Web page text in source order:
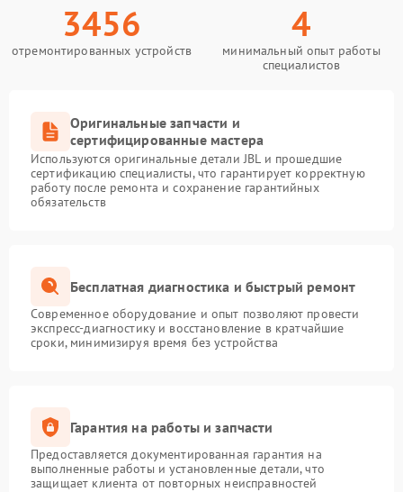
3456
отремонтированных устройств
4
минимальный опыт работы
специалистов
Оригинальные запчасти и
сертифицированные мастера
Используются оригинальные детали JBL и прошедшие
сертификацию специалисты, что гарантирует корректную
работу после ремонта и сохранение гарантийных
обязательств
Бесплатная диагностика и быстрый ремонт
Современное оборудование и опыт позволяют провести
экспресс-диагностику и восстановление в кратчайшие
сроки, минимизируя время без устройства
Гарантия на работы и запчасти
Предоставляется документированная гарантия на
выполненные работы и установленные детали, что
защищает клиента от повторных неисправностей